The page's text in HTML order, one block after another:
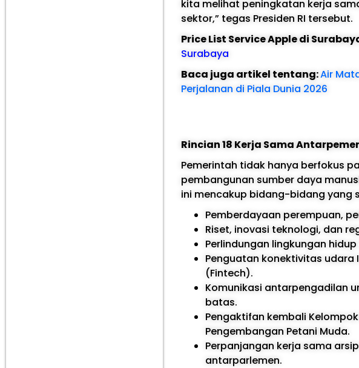
kita melihat peningkatan kerja
sektor,” tegas Presiden RI tersebut.
Price List Service Apple di
Surabaya
Baca juga artikel tentang:Air
Perjalanan di Piala Dunia 2026
Rincian 18 Kerja Sama
Pemerintah tidak hanya berfokus
pembangunan sumber daya
ini mencakup bidang-bidang yang
Pemberdayaan perempuan,
Riset, inovasi teknologi, dan
Perlindungan lingkungan
Penguatan konektivitas
(Fintech).
Komunikasi antarpengadilan
batas.
Pengaktifan kembali
Pengembangan Petani Muda.
Perpanjangan kerja sama
antarparlemen.